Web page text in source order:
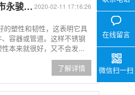
2020-02-11 17:16:26
限公司
的塑性和韧性，这表明它具
容器或管道。这样不锈钢
本来就很好，又不会发...
了解详情
0757-
在线留言
微信扫一扫